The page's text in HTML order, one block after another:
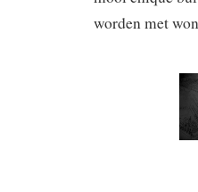
worden met